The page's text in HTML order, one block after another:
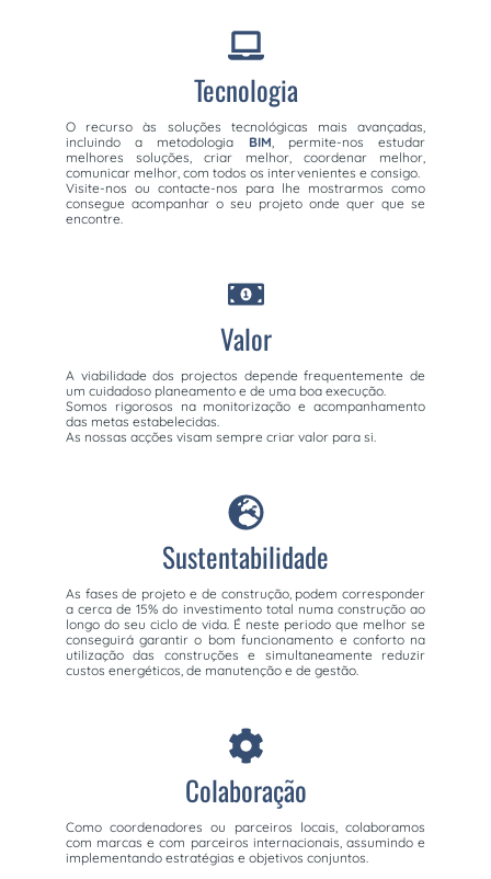
Tecnologia
O recurso às soluções tecnológicas mais avançadas,
incluindo a metodologia BIM , permite-nos estudar
melhores soluções, criar melhor, coordenar melhor,
comunicar melhor, com todos os intervenientes e consigo.
Visite-nos ou contacte-nos para lhe mostrarmos como
consegue acompanhar o seu projeto onde quer que se
encontre.
Valor
A viabilidade dos projectos depende frequentemente de
um cuidadoso planeamento e de uma boa execução.
Somos rigorosos na monitorização e acompanhamento
das metas estabelecidas.
As nossas acções visam sempre criar valor para si.
Sustentabilidade
As fases de projeto e de construção, podem corresponder
a cerca de 15% do investimento total numa construção ao
longo do seu ciclo de vida. É neste periodo que melhor se
conseguirá garantir o bom funcionamento e conforto na
utilização das construções e simultaneamente reduzir
custos energéticos, de manutenção e de gestão.
Colaboração
Como coordenadores ou parceiros locais, colaboramos
com marcas e com parceiros internacionais, assumindo e
implementando estratégias e objetivos conjuntos.